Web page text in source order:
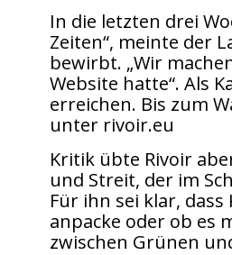
In die letzten drei
Zeiten“, meinte der
bewirbt. „Wir
Website hatte“. Als
erreichen. Bis zum
unter rivoir.eu
Kritik übte Rivoir
und Streit, der im
Für ihn sei klar,
anpacke oder ob es
zwischen Grünen